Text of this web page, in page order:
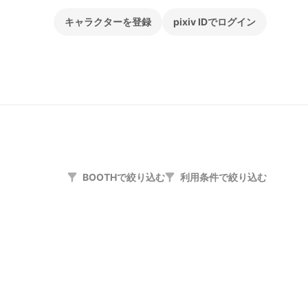
キャラクターを登録 pixiv IDでログイン
BOOTHで絞り込む 利用条件で絞り込む